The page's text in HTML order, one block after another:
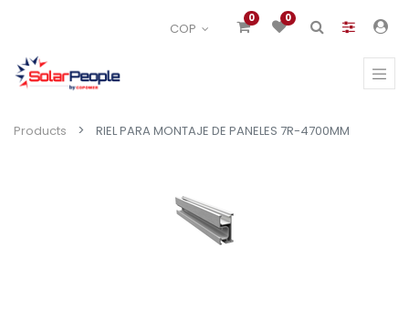
COP
0 0
Products RIEL PARA MONTAJE DE PANELES 7R-4700MM